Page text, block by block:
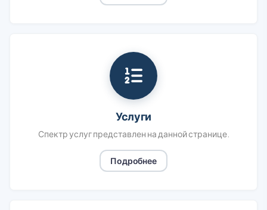
Услуги
Спектр услуг представлен на данной странице.
Подробнее